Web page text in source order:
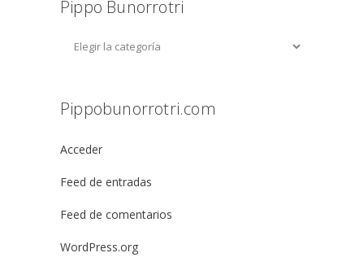
Pippo Bunorrotri
Pippobunorrotri.com
Acceder
Feed de entradas
Feed de comentarios
WordPress.org